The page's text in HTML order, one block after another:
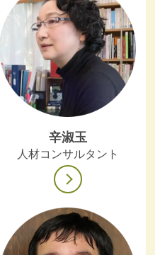
辛淑玉
人材コンサルタント